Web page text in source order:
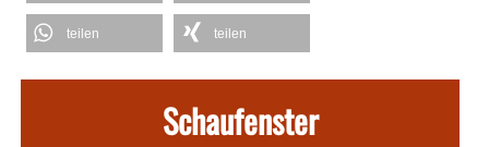
teilen teilen
Schaufenster